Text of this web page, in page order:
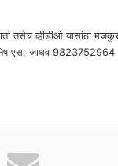
तसेच व्हीडीओ यासांठी
एस. जाधव 9823752964